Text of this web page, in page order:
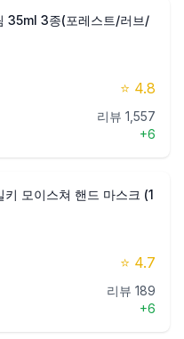
35ml 3종(포레스트/러브/
⭐ 4.8
리뷰 1,557
+6
모이스쳐 핸드 마스크 (1
⭐ 4.7
리뷰 189
+6